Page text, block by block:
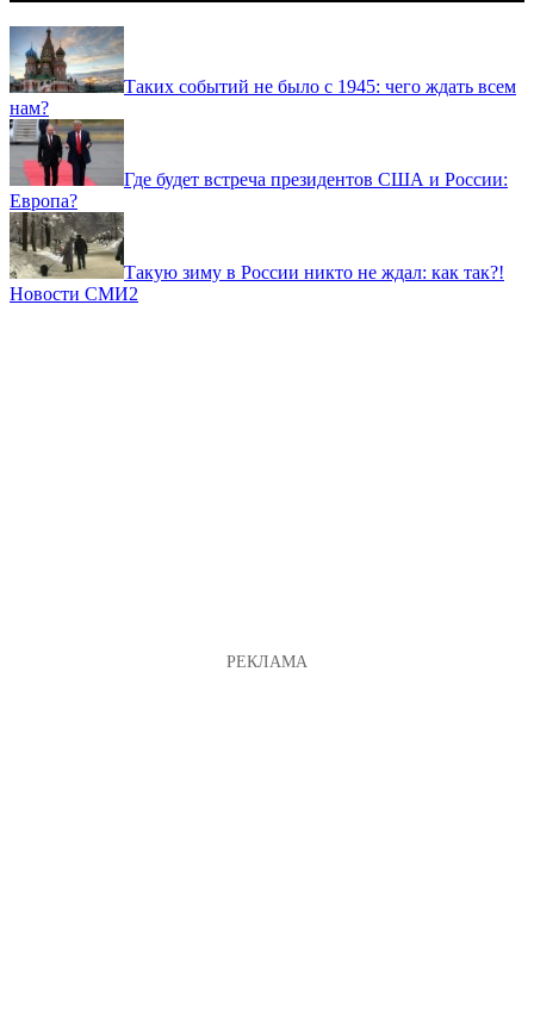
Таких событий не было с 1945: чего ждать всем
нам?
Где будет встреча президентов США и России:
Европа?
Такую зиму в России никто не ждал: как так?!
Новости СМИ2